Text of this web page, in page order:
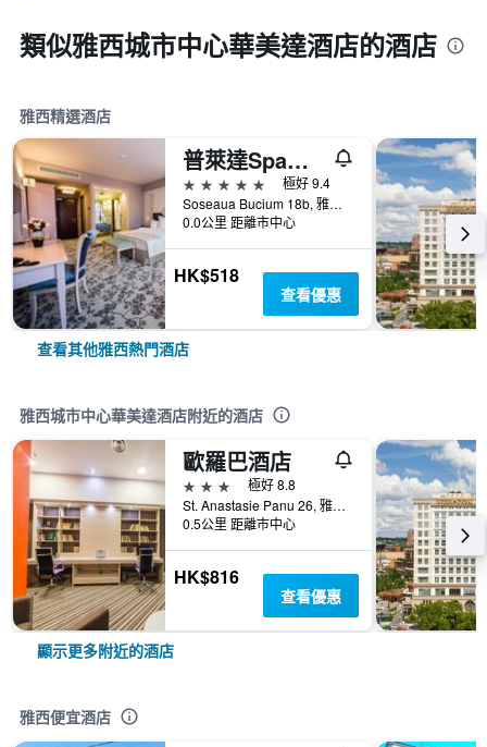
類似雅西城市中心華美達酒店的酒店
雅西精選酒店
普萊達Spa精品酒店
5星級
極好 9.4
Soseaua Bucium 18b, 雅西, 羅馬尼亞
0.0公里 距離市中心
HK$518
查看優惠
查看其他雅西熱門酒店
雅西城市中心華美達酒店附近的酒店
歐羅巴酒店
3星級
極好 8.8
St. Anastasie Panu 26, 雅西, 羅馬尼亞
0.5公里 距離市中心
HK$816
查看優惠
顯示更多附近的酒店
雅西便宜酒店